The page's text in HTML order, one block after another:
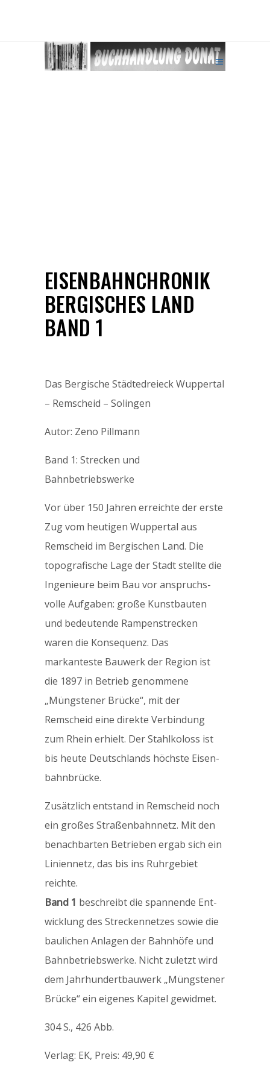
EISENBAHNCHRONIK
BERGISCHES LAND
BAND 1
Das Bergische Städtedreieck Wuppertal
– Remscheid – Solingen
Autor: Zeno Pillmann
Band 1: Strecken und
Bahnbetriebswerke
Vor über 150 Jahren erreichte der erste
Zug vom heutigen Wuppertal aus
Remscheid im Bergischen Land. Die
topo­­grafische Lage der Stadt stellte die
Ingenieure beim Bau vor an­spruchs­­
volle Auf­­gaben: große Kunst­­bauten
und be­deutende Rampen­­strecken
waren die Konsequenz. Das
markanteste Bau­­werk der Region ist
die 1897 in Betrieb genommene
„Müngstener Brücke“, mit der
Remscheid eine direkte Ver­bindung
zum Rhein erhielt. Der Stahl­­koloss ist
bis heute Deutschlands höchste Eisen­­
bahn­­brücke.
Zusätzlich entstand in Remscheid noch
ein großes Straßen­bahnnetz. Mit den
benachbarten Betrieben ergab sich ein
Linien­netz, das bis ins Ruhr­gebiet
reichte.
Band 1 beschreibt die spannende Ent­
wicklung des Strecken­netzes sowie die
bau­lichen An­lagen der Bahn­­höfe und
Bahn­­betriebs­werke. Nicht zuletzt wird
dem Jahr­­hundert­­bauwerk „Müngstener
Brücke“ ein eigenes Kapitel gewidmet.
304 S., 426 Abb.
Verlag: EK, Preis: 49,90 €